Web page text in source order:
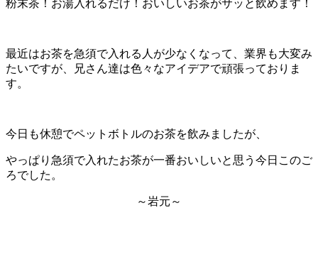
粉末茶！お湯入れるだけ！おいしいお茶がサッと飲めます！
最近はお茶を急須で入れる人が少なくなって、業界も大変み
たいですが、兄さん達は色々なアイデアで頑張っておりま
す。
今日も休憩でペットボトルのお茶を飲みましたが、
やっぱり急須で入れたお茶が一番おいしいと思う今日このご
ろでした。
～岩元～